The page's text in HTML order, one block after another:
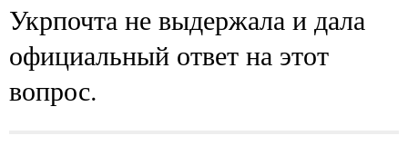
Укрпочта не выдержала и дала
официальный ответ на этот
вопрос.